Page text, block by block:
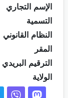
الإسم التجاري
التسمية
النظام القانوني
المقر
الترقيم البريدي
الولاية